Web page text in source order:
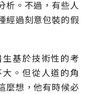
析。不過，有些人
經過刻意包裝的假
基於技術性的考
。但從人道的角
麼想，他有時候必